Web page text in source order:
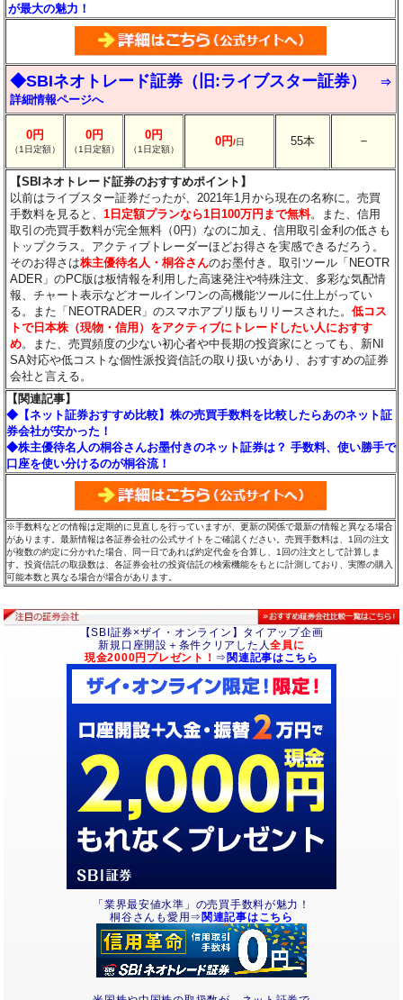
が最大の魅力！
◆SBIネオトレード証券（旧:ライブスター証券）
⇒
詳細情報ページへ
0円
（1日定額）
0円
（1日定額）
0円
（1日定額）
0円/日 55本 －
【SBIネオトレード証券のおすすめポイント】
以前はライブスター証券だったが、2021年1月から現在の名称に。売買
手数料を見ると、1日定額プランなら1日100万円まで無料。また、信用
取引の売買手数料が完全無料（0円）なのに加え、信用取引金利の低さも
トップクラス。アクティブトレーダーほどお得さを実感できるだろう。
そのお得さは株主優待名人・桐谷さんのお墨付き。取引ツール「NEOTR
ADER」のPC版は板情報を利用した高速発注や特殊注文、多彩な気配情
報、チャート表示などオールインワンの高機能ツールに仕上がってい
る。また「NEOTRADER」のスマホアプリ版もリリースされた。低コス
トで日本株（現物・信用）をアクティブにトレードしたい人におすす
め。また、売買頻度の少ない初心者や中長期の投資家にとっても、新NI
SA対応や低コストな個性派投資信託の取り扱いがあり、おすすめの証券
会社と言える。
【関連記事】
◆【ネット証券おすすめ比較】株の売買手数料を比較したらあのネット証
券会社が安かった！
◆株主優待名人の桐谷さんお墨付きのネット証券は？ 手数料、使い勝手で
口座を使い分けるのが桐谷流！
※手数料などの情報は定期的に見直しを行っていますが、更新の関係で最新の情報と異なる場合
があります。最新情報は各証券会社の公式サイトをご確認ください。売買手数料は、1回の注文
が複数の約定に分かれた場合、同一日であれば約定代金を合算し、1回の注文として計算しま
す。投資信託の取扱数は、各証券会社の投資信託の検索機能をもとに計測しており、実際の購入
可能本数と異なる場合が場合があります。
【SBI証券×ザイ・オンライン】タイアップ企画
新規口座開設＋条件クリアした人全員に
現金2000円プレゼント！ ⇒ 関連記事はこちら
「業界最安値水準」の売買手数料が魅力！
桐谷さんも愛用⇒ 関連記事はこちら